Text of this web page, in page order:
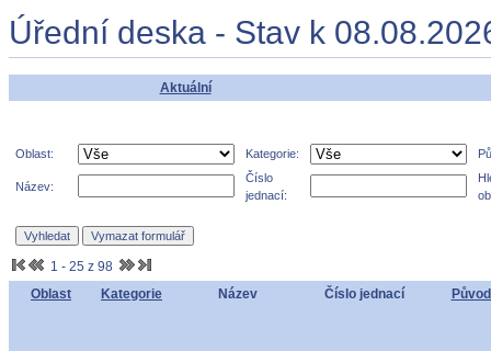
Úřední deska - Stav k
Aktuální
Oblast: Kategorie:
Název:
Číslo
jednací:
1 - 25 z 98
Oblast
Kategorie Název Číslo jednací